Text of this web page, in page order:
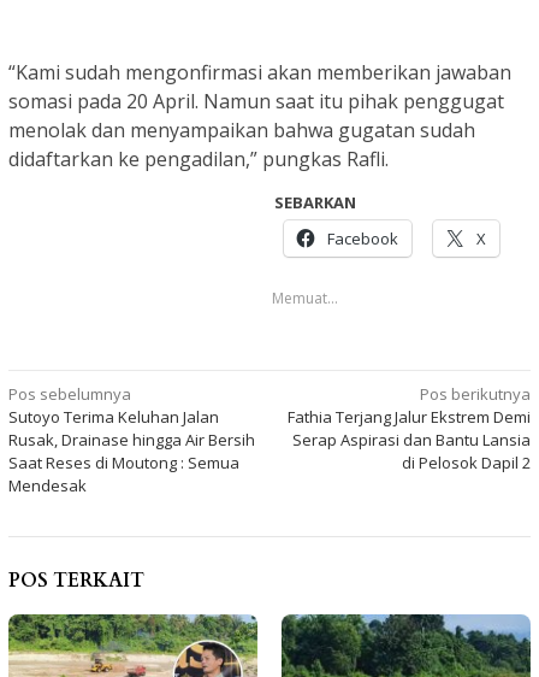
“Kami sudah mengonfirmasi akan memberikan jawaban
somasi pada 20 April. Namun saat itu pihak penggugat
menolak dan menyampaikan bahwa gugatan sudah
didaftarkan ke pengadilan,” pungkas Rafli.
SEBARKAN
Facebook
X
Memuat...
Navigasi
pos
Pos sebelumnya
Sutoyo Terima Keluhan Jalan
Rusak, Drainase hingga Air Bersih
Saat Reses di Moutong : Semua
Mendesak
Pos berikutnya
Fathia Terjang Jalur Ekstrem Demi
Serap Aspirasi dan Bantu Lansia
di Pelosok Dapil 2
POS TERKAIT